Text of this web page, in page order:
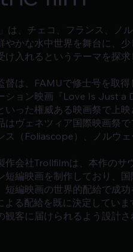
は、チェコ、フランス、ノ
やかな水中世界を舞台に、
け入れるというテーマを探求
督は、FAMUで修士号を取
ション映画『Love Is Just a
いった権威ある映画祭で上
はヴェネツィア国際映画祭
ス（Foliascope）、ノルウ
作会社Trollfilmは、本作の
短編映画を制作しており、
短編映画の世界的配給で成
る配給を既に決定してい
客に届けられるよう設計さ